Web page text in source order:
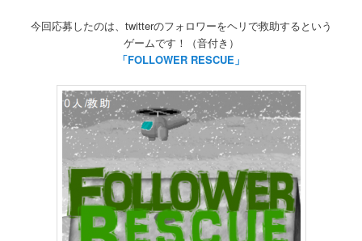
今回応募したのは、twitterのフォロワーをヘリで救助するという
ゲームです！（音付き）
「FOLLOWER RESCUE」